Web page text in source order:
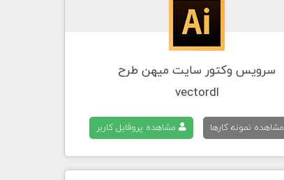
سرویس وکتور سایت میهن طرح
vectordl
مشاهده نمونه کارها مشاهده پروفایل کاربر